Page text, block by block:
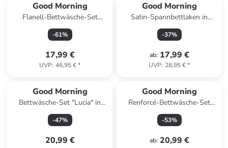
Good Morning
Flanell-Bettwäsche-Set
"Scarlet" in Hellblau
-61%
17,99 €
UVP: 46,95 €*
Good Morning
Satin-Spannbettlaken in
Altrosa
-37%
ab: 17,99 €
UVP: 28,95 €*
Good Morning
Bettwäsche-Set "Lucia" in
Weiß/ Rosa
-47%
20,99 €
Good Morning
Renforcé-Bettwäsche-Set
"Coco" in Weiß/ Hellbraun/
Creme
-53%
ab: 20,99 €